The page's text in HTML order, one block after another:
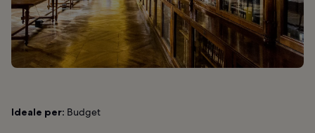
Ideale per: Budget